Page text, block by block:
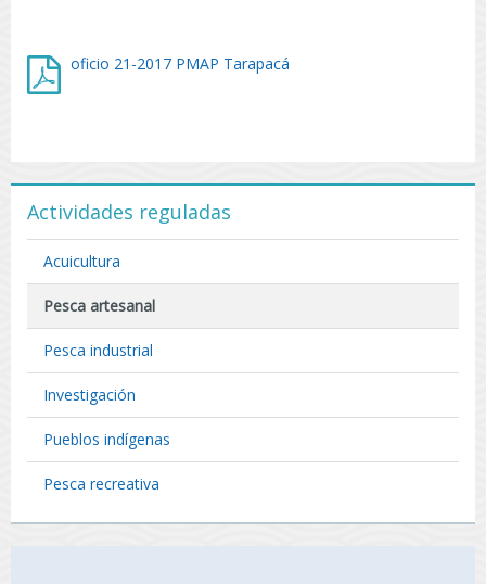
oficio 21-2017 PMAP Tarapacá
Actividades reguladas
Acuicultura
Pesca artesanal
Pesca industrial
Investigación
Pueblos indígenas
Pesca recreativa